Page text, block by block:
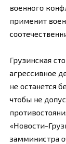
военного
применит
Грузинская
агрессивное
не останется
чтобы не
«Новости-
замминистра